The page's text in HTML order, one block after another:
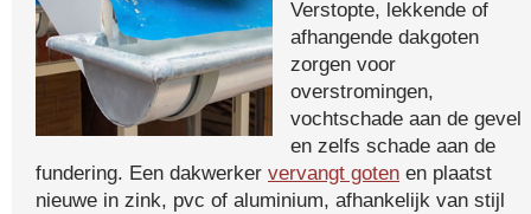
Verstopte, lekkende of
afhangende dakgoten
zorgen voor
overstromingen,
vochtschade aan de gevel
en zelfs schade aan de
fundering. Een dakwerker vervangt goten en plaatst
nieuwe in zink, pvc of aluminium, afhankelijk van stijl